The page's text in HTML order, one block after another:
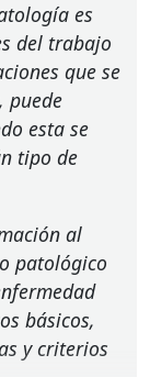
es
del trabajo
que se
puede
esta se
tipo de
al
patológico
básicos,
y criterios